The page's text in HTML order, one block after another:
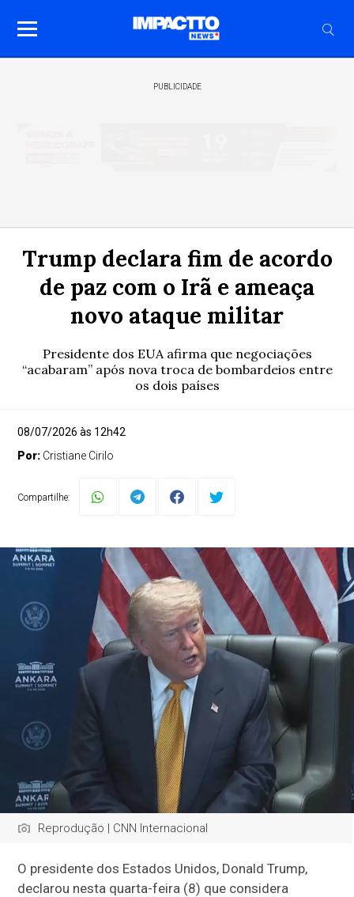
PUBLICIDADE
Trump declara fim de acordo
de paz com o Irã e ameaça
novo ataque militar
Presidente dos EUA afirma que negociações
“acabaram” após nova troca de bombardeios entre
os dois países
08/07/2026 às 12h42
Por: Cristiane Cirilo
Compartilhe:
Reprodução | CNN Internacional
O presidente dos Estados Unidos, Donald Trump,
declarou nesta quarta-feira (8) que considera